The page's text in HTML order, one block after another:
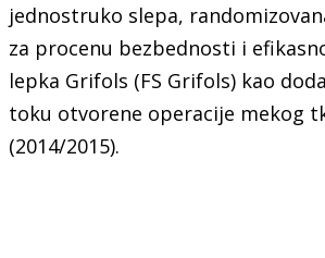
jednostruko slepa,
za procenu bezbednosti i
lepka Grifols (FS Grifols) kao
toku otvorene operacije mekog
(2014/2015).